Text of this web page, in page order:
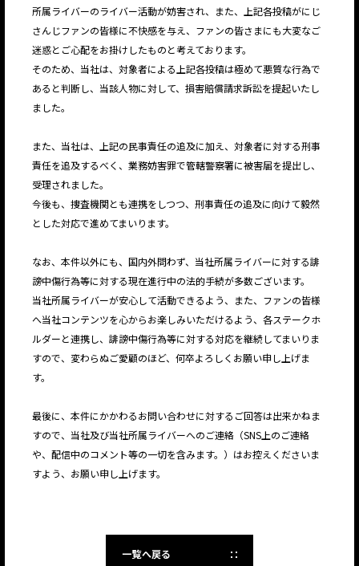
所属ライバーのライバー活動が妨害され、また、上記各投稿がにじ
さんじファンの皆様に不快感を与え、ファンの皆さまにも大変なご
迷惑とご心配をお掛けしたものと考えております。
そのため、当社は、対象者による上記各投稿は極めて悪質な行為で
あると判断し、当該人物に対して、損害賠償請求訴訟を提起いたし
ました。
また、当社は、上記の民事責任の追及に加え、対象者に対する刑事
責任を追及するべく、業務妨害罪で管轄警察署に被害届を提出し、
受理されました。
今後も、捜査機関とも連携をしつつ、刑事責任の追及に向けて毅然
とした対応で進めてまいります。
なお、本件以外にも、国内外問わず、当社所属ライバーに対する誹
謗中傷行為等に対する現在進行中の法的手続が多数ございます。
当社所属ライバーが安心して活動できるよう、また、ファンの皆様
へ当社コンテンツを心からお楽しみいただけるよう、 各ステークホ
ルダーと連携し、誹謗中傷行為等に対する対応を継続してまいりま
すので、変わらぬご愛顧のほど、何卒よろしくお願い申し上げま
す。
最後に、本件にかかわるお問い合わせに対するご回答は出来かねま
すので、当社及び当社所属ライバーへのご連絡（SNS上のご連絡
や、配信中のコメント等の一切を含みます。）はお控えくださいま
すよう、お願い申し上げます。
一覧へ戻る